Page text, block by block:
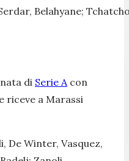
Belahyane;
di Serie A con
riceve a Marassi
De Winter, Vasquez,